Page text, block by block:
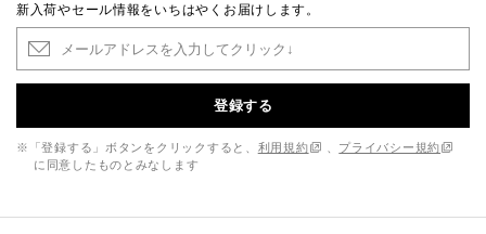
新入荷やセール情報をいちはやくお届けします。
登録する
※「登録する」ボタンをクリックすると、 利用規約
プライバシー規約
に同意したものとみなします